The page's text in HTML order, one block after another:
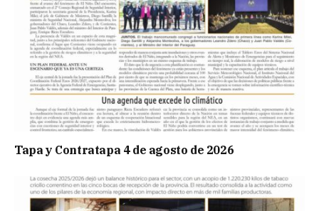
Tapa y Contratapa 4 de agosto de 2026